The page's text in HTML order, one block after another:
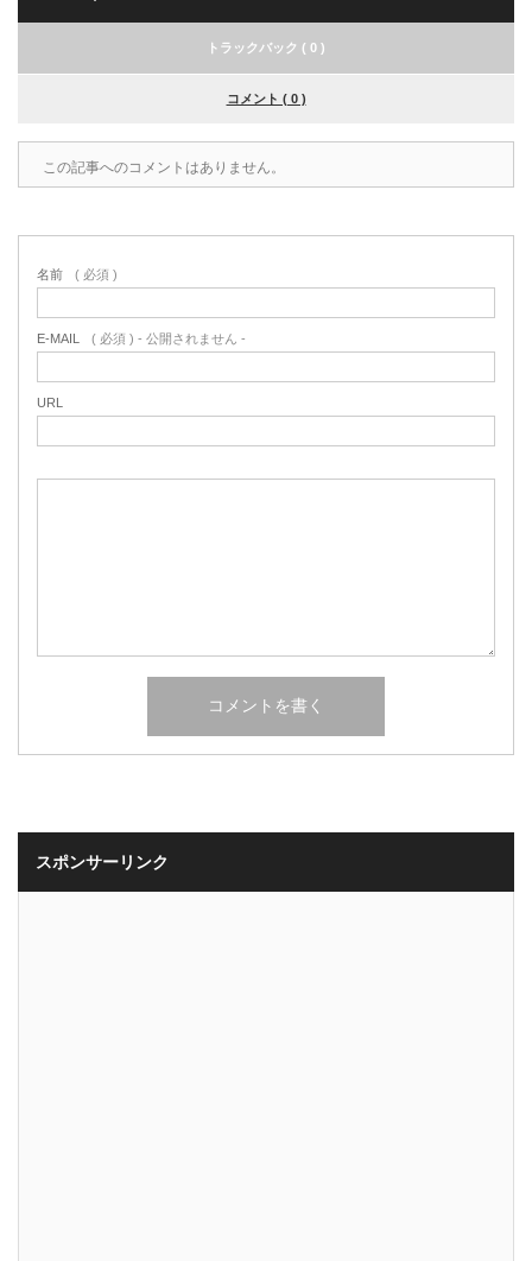
トラックバック ( 0 )
コメント ( 0 )
この記事へのコメントはありません。
名前 ( 必須 )
E-MAIL ( 必須 ) - 公開されません -
URL
スポンサーリンク